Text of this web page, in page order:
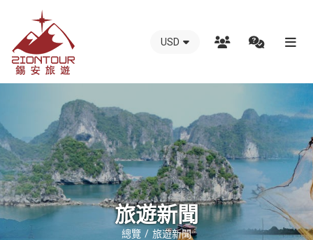
越
安
國
際
旅
行
社
USD
旅遊新聞
總覽 旅遊新聞